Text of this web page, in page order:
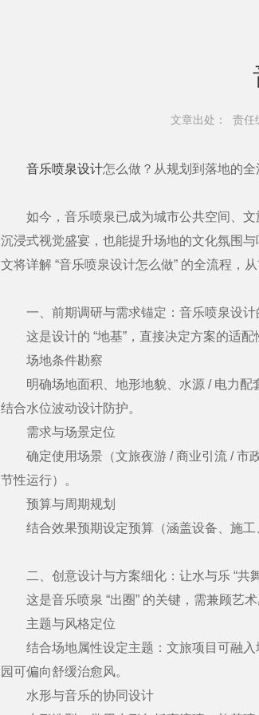
文章出处： 责任
音乐喷泉设计怎么做？从规划到落地的
如今，音乐喷泉已成为城市公共空间、文
沉浸式视觉盛宴，也能提升场地的文化氛围
文将详解 “音乐喷泉设计怎么做” 的全流程，
一、前期调研与需求锚定：音乐喷泉设计
这是设计的 “地基”，直接决定方案的适配
场地条件勘察
明确场地面积、地形地貌、水源 / 电力配
结合水位波动设计防护。
需求与场景定位
确定使用场景（文旅夜游 / 商业引流 / 市政
节性运行）。
预算与周期规划
结合效果预期设定预算（涵盖设备、施工
二、创意设计与方案细化：让水与乐 “共
这是音乐喷泉 “出圈” 的关键，需兼顾艺术
主题与风格定位
结合场地属性设定主题：文旅项目可融入
园可偏向舒缓治愈风。
水形与音乐的协同设计